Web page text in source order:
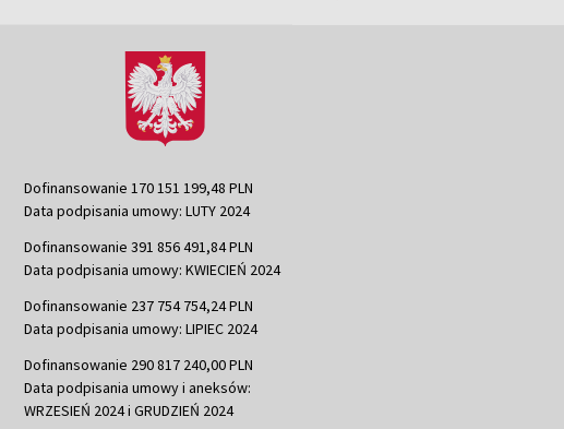
Dofinansowanie 170 151 199,48 PLN
Data podpisania umowy: LUTY 2024
Dofinansowanie 391 856 491,84 PLN
Data podpisania umowy: KWIECIEŃ 2024
Dofinansowanie 237 754 754,24 PLN
Data podpisania umowy: LIPIEC 2024
Dofinansowanie 290 817 240,00 PLN
Data podpisania umowy i aneksów:
WRZESIEŃ 2024 i GRUDZIEŃ 2024